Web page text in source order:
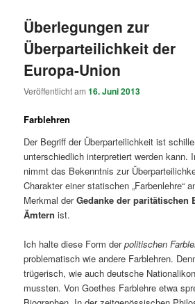
Überlegungen zur
Überparteilichkeit der
Europa-Union
Veröffentlicht am16. Juni 2013
Farblehren
Der Begriff der Überparteilichkeit ist
unterschiedlich interpretiert werden kann.
nimmt das Bekenntnis zur
Charakter einer statischen „Farbenlehre“
Merkmal derGedanke der paritätischen
Ämtern ist.
Ich halte diese Form derpolitischen
problematisch wie andere Farblehren.
trügerisch, wie auch deutsche
mussten. Von Goethes Farblehre etwa